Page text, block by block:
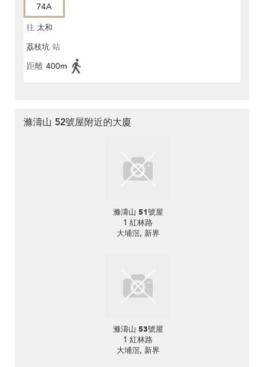
74A
往 太和
荔枝坑 站
距離 400m
滌濤山 52號屋附近的大廈
滌濤山 51號屋
1 紅林路
大埔滘, 新界
滌濤山 53號屋
1 紅林路
大埔滘, 新界